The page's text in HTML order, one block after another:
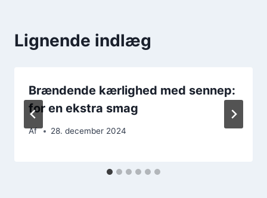
Lignende indlæg
Brændende kærlighed med sennep:
for en ekstra smag
Af 28. december 2024